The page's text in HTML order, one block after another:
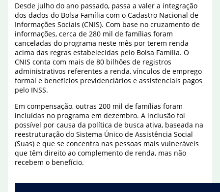
Desde julho do ano passado, passa a valer a integração
dos dados do Bolsa Família com o Cadastro Nacional de
Informações Sociais (CNIS). Com base no cruzamento de
informações, cerca de 280 mil de famílias foram
canceladas do programa neste mês por terem renda
acima das regras estabelecidas pelo Bolsa Família. O
CNIS conta com mais de 80 bilhões de registros
administrativos referentes a renda, vínculos de emprego
formal e benefícios previdenciários e assistenciais pagos
pelo INSS.
Em compensação, outras 200 mil de famílias foram
incluídas no programa em dezembro. A inclusão foi
possível por causa da política de busca ativa, baseada na
reestruturação do Sistema Único de Assistência Social
(Suas) e que se concentra nas pessoas mais vulneráveis
que têm direito ao complemento de renda, mas não
recebem o benefício.